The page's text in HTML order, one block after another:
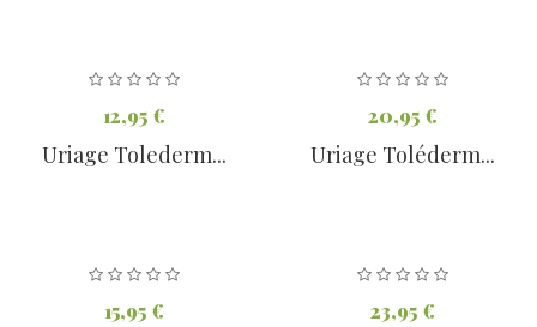
12,95 €
Uriage Tolederm...
20,95 €
Uriage Toléderm...
15,95 € 23,95 €